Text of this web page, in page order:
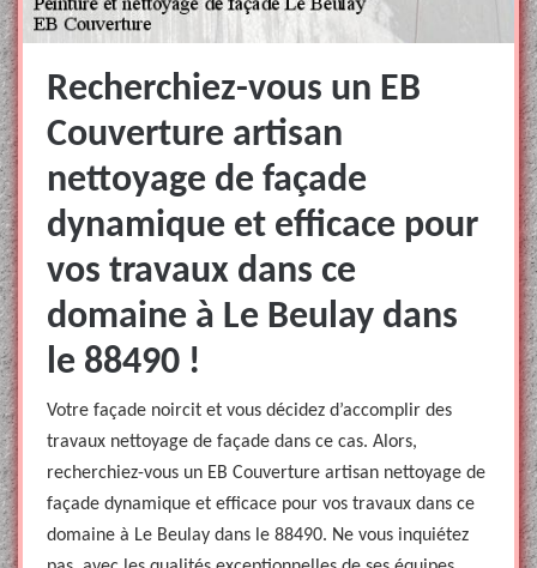
Recherchiez-vous un EB
Couverture artisan
nettoyage de façade
dynamique et efficace pour
vos travaux dans ce
domaine à Le Beulay dans
le 88490 !
Votre façade noircit et vous décidez d’accomplir des
travaux nettoyage de façade dans ce cas. Alors,
recherchiez-vous un EB Couverture artisan nettoyage de
façade dynamique et efficace pour vos travaux dans ce
domaine à Le Beulay dans le 88490. Ne vous inquiétez